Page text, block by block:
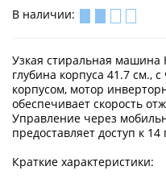
В наличии:
Узкая стиральная машина
глубина корпуса 41.7
корпусом, мотор
обеспечивает скорость
Управление через
предоставляет доступ к
Краткие характеристики: